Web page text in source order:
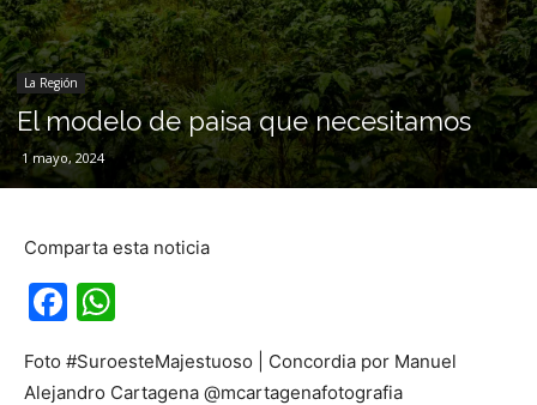
La Región
El modelo de paisa que necesitamos
1 mayo, 2024
Comparta esta noticia
Facebook
Foto #SuroesteMajestuoso | Concordia por Manuel
Alejandro Cartagena @mcartagenafotografia